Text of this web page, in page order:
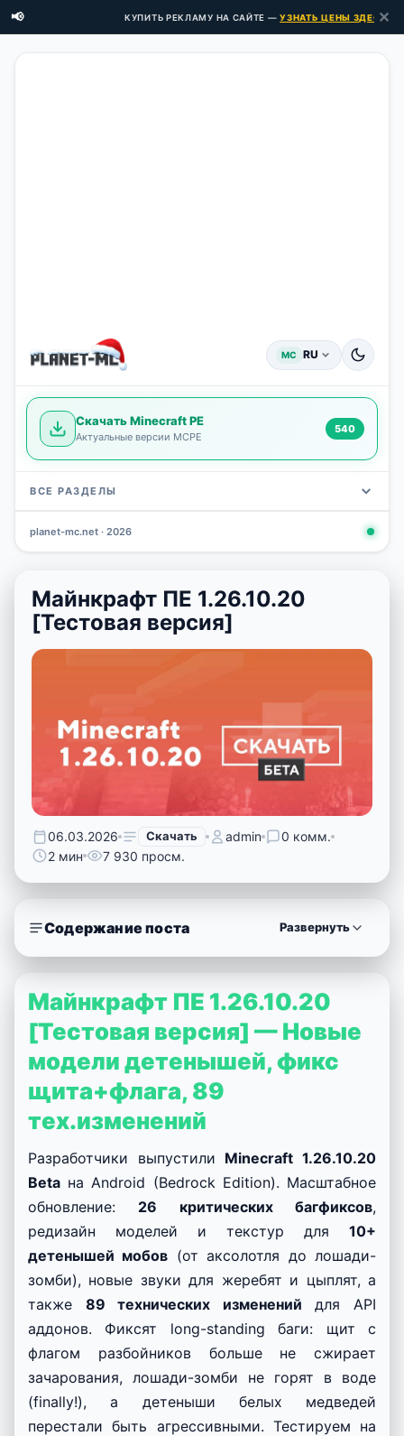
📢 КУПИТЬ РЕКЛАМУ НА САЙТЕ —УЗНАТЬ ЦЕНЫ ЗДЕСЬ → ✕
MC RU
Скачать Minecraft PE
Актуальные версии MCPE
540
ВСЕ РАЗДЕЛЫ
planet-mc.net · 2026
Майнкрафт ПЕ 1.26.10.20
[Тестовая версия]
06.03.2026 Скачать admin
0 комм.
2 мин
7 930 просм.
Содержание поста Развернуть
Майнкрафт ПЕ 1.26.10.20
[Тестовая версия] — Новые
модели детенышей, фикс
щита+флага, 89
тех.изменений
Разработчики выпустили Minecraft 1.26.10.20
Beta на Android (Bedrock Edition). Масштабное
обновление: 26 критических багфиксов,
редизайн моделей и текстур для 10+
детенышей мобов (от аксолотля до лошади-
зомби), новые звуки для жеребят и цыплят, а
также 89 технических изменений для API
аддонов. Фиксят long-standing баги: щит с
флагом разбойников больше не сжирает
зачарования, лошади-зомби не горят в воде
(finally!), а детеныши белых медведей
перестали быть агрессивными. Тестируем на